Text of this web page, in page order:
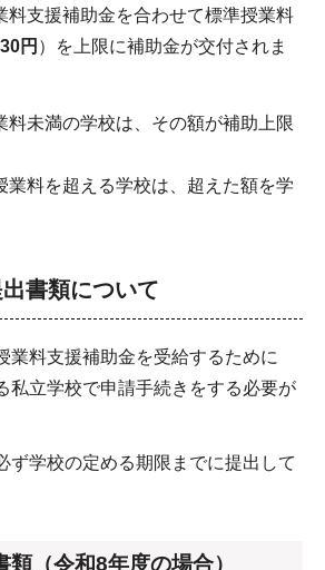
料支援補助金を合わせて標準授業料
円 ）を上限に補助金が交付されま
料未満の学校は、その額が補助上限
料を超える学校は、超えた額を学
書類について
業料支援補助金を受給するために
私立学校で申請手続きをする必要が
ず学校の定める期限までに提出して
類（令和8年度の場合）